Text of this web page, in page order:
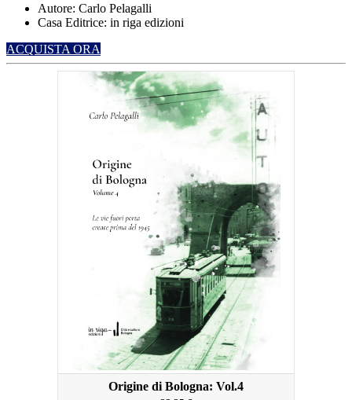
Autore: Carlo Pelagalli
Casa Editrice: in riga edizioni
ACQUISTA ORA
Origine di Bologna: Vol.4